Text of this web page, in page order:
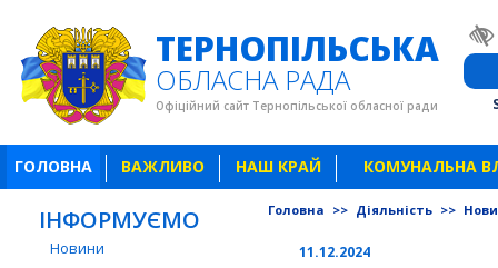
ТЕРНОПІЛЬСЬКА
ОБЛАСНА РАДА
Офіційний сайт Тернопільської обласної ради
ГОЛОВНА ВАЖЛИВО НАШ КРАЙ КОМУНАЛЬНА
ІНФОРМУЄМО
Новини
Головна >> Діяльність >>
11.12.2024